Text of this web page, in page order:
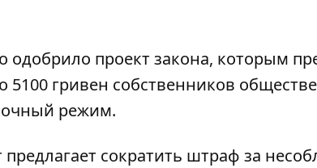
проект закона, которым
5100 гривен собственников
режим.
сократить штраф за